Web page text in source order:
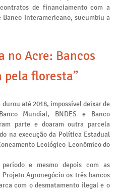
de financiamento com a
Banco Interamericano, sucumbiu a
no Acre: Bancos
pela floresta”
até 2018, impossível deixar de
Mundial, BNDES e Banco
parte e doaram outra parcela
na execução da Política Estadual
Ecológico-Econômico do
e mesmo depois com as
Agronegócio os três bancos
com o desmatamento ilegal e o